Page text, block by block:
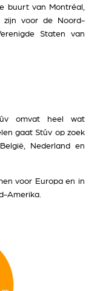
buurt van Montréal,
zijn voor de Noord-
Staten van
omvat heel wat
gaat Stûv op zoek
Nederland en
voor Europa en in
Amerika.